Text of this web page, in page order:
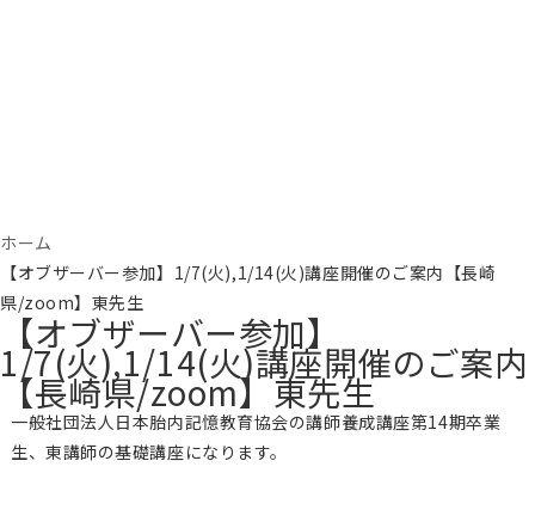
ホーム
【オブザーバー参加】1/7(火),1/14(火)講座開催のご案内【長崎
県/zoom】東先生
【オブザーバー参加】
1/7(火),1/14(火)講座開催のご案内
【長崎県/zoom】東先生
一般社団法人日本胎内記憶教育協会の講師養成講座第14期卒業
生、東講師の基礎講座になります。